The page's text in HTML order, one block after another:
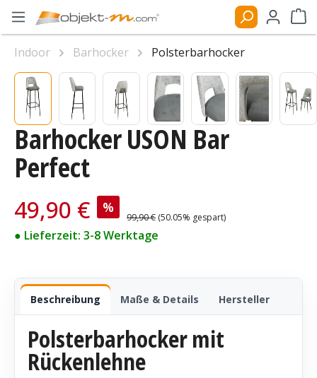
Zum Hauptinhalt springen
Barhocker USON Bar
Perfect
Verkaufspreis:
49,90 € %
Regulärer Preis:
99,90 € (50.05% gespart)
● Lieferzeit: 3-8 Werktage
Beschreibung Maße & Details Hersteller
Polsterbarhocker mit
Rückenlehne
Indoor Barhocker
Polsterbarhocker
Bildergalerie überspringen